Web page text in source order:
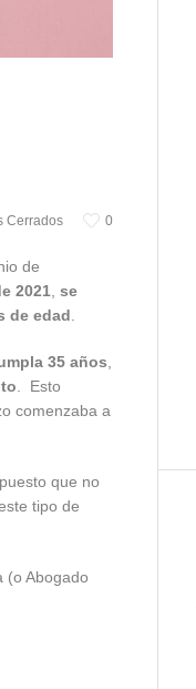
Cerrados 0
de
2021 se
de edad
35 años
. Esto
comenzaba a
puesto que no
tipo de
(o Abogado